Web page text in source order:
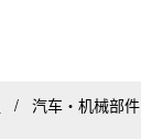
汽车・机械部件